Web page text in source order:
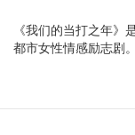
《我们的当打之年
都市女性情感励志剧。